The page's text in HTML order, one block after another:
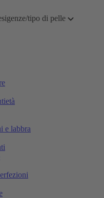
tipo di pelle
e labbra